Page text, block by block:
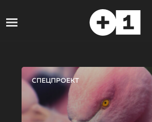
СПЕЦПРОЕКТ